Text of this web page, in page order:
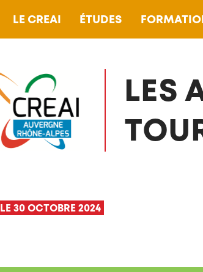
LE CREAI ÉTUDES
LES
LE 30 OCTOBRE 2024